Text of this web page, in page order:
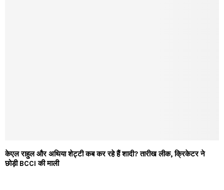
केएल राहुल और अथिया शेट्टी कब कर रहे हैं शादी? तारीख लीक, क्रिकेटर ने
छोड़ी BCCI की माली